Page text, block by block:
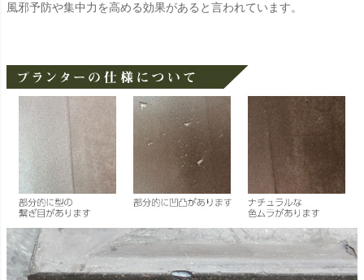
風邪予防や集中力を高める効果があると言われています。